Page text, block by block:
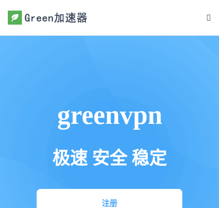
greenvpn
极速 安全 稳定
注册